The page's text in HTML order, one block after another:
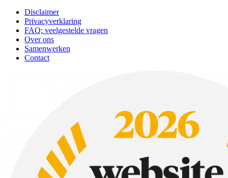
Disclaimer
Privacyverklaring
FAQ: veelgestelde vragen
Over ons
Samenwerken
Contact